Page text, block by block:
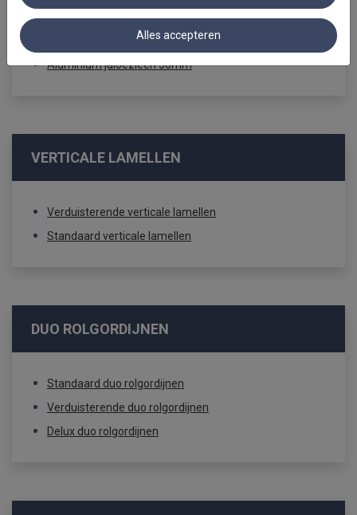
Alles accepteren
Aluminium jaloezieën 16mm
Aluminium jaloezieën 35mm
Aluminium jaloezieën 50mm
VERTICALE LAMELLEN
Verduisterende verticale lamellen
Standaard verticale lamellen
DUO ROLGORDIJNEN
Standaard duo rolgordijnen
Verduisterende duo rolgordijnen
Delux duo rolgordijnen